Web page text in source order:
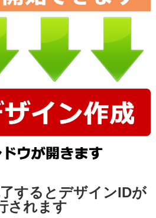
するとデザインIDが
されます